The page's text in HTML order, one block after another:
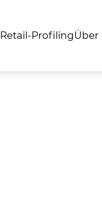
Retail-ProfilingÜber